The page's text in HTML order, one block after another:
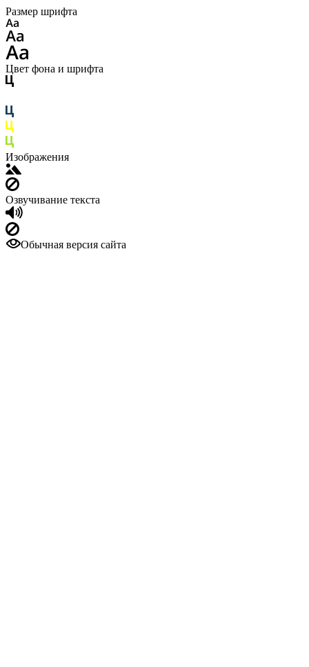
Размер шрифта
Цвет фона и шрифта
Изображения
Озвучивание текста
Обычная версия сайта